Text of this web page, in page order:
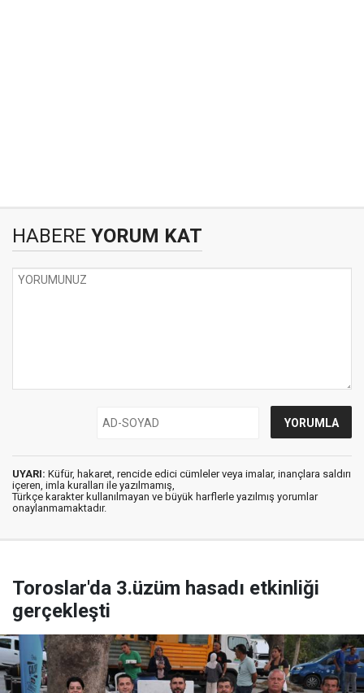
HABERE YORUM KAT
UYARI: Küfür, hakaret, rencide edici cümleler veya imalar, inançlara saldırı
içeren, imla kuralları ile yazılmamış,
Türkçe karakter kullanılmayan ve büyük harflerle yazılmış yorumlar
onaylanmamaktadır.
Toroslar'da 3.üzüm hasadı etkinliği
gerçekleşti